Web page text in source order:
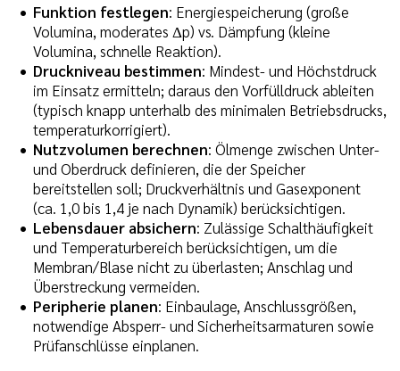
Funktion festlegen: Energiespeicherung (große
Volumina, moderates Δp) vs. Dämpfung (kleine
Volumina, schnelle Reaktion).
Druckniveau bestimmen: Mindest- und Höchstdruck
im Einsatz ermitteln; daraus den Vorfülldruck ableiten
(typisch knapp unterhalb des minimalen Betriebsdrucks,
temperaturkorrigiert).
Nutzvolumen berechnen: Ölmenge zwischen Unter-
und Oberdruck definieren, die der Speicher
bereitstellen soll; Druckverhältnis und Gasexponent
(ca. 1,0 bis 1,4 je nach Dynamik) berücksichtigen.
Lebensdauer absichern: Zulässige Schalthäufigkeit
und Temperaturbereich berücksichtigen, um die
Membran/Blase nicht zu überlasten; Anschlag und
Überstreckung vermeiden.
Peripherie planen: Einbaulage, Anschlussgrößen,
notwendige Absperr- und Sicherheitsarmaturen sowie
Prüfanschlüsse einplanen.